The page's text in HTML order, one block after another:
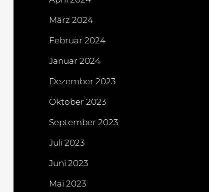
März 2024
Februar 2024
Januar 2024
Dezember 2023
Oktober 2023
September 2023
Juli 2023
Juni 2023
Mai 2023